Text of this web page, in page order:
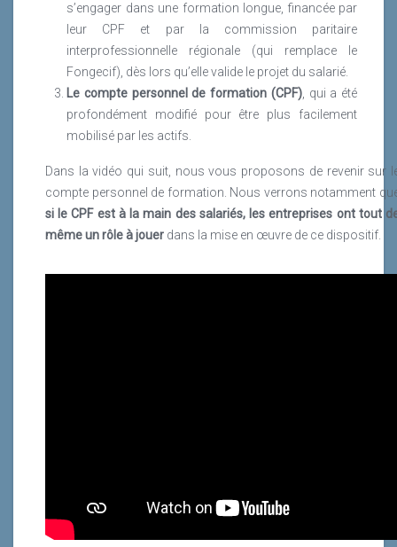
s’engager dans une formation longue, financée par
leur CPF et par la commission paritaire
interprofessionnelle régionale (qui remplace le
Fongecif), dès lors qu’elle valide le projet du salarié.
Le compte personnel de formation (CPF), qui a été
profondément modifié pour être plus facilement
mobilisé par les actifs.
Dans la vidéo qui suit, nous vous proposons de revenir sur
compte personnel de formation. Nous verrons notamment
si le CPF est à la main des salariés, les entreprises ont tout
même un rôle à jouer dans la mise en œuvre de ce dispositif.